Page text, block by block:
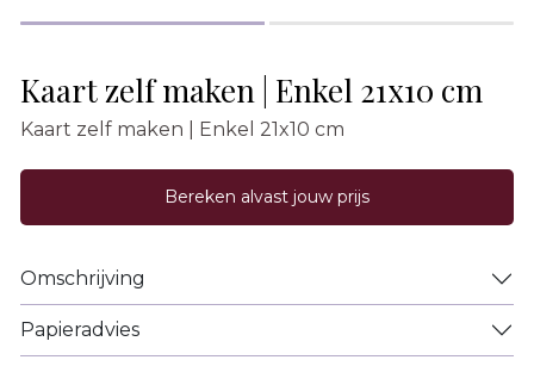
Kaart zelf maken | Enkel 21x10 cm
Kaart zelf maken | Enkel 21x10 cm
Bereken alvast jouw prijs
Omschrijving
Papieradvies